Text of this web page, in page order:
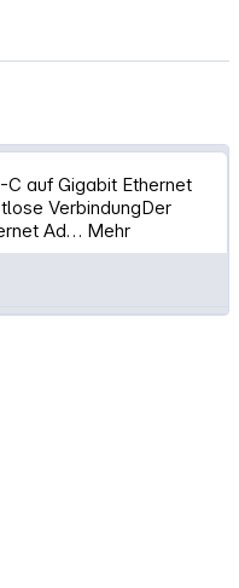
C auf Gigabit Ethernet
VerbindungDer
Ad… Mehr